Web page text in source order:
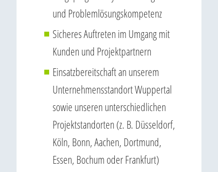
und Problemlösungskompetenz
Sicheres Auftreten im Umgang mit
Kunden und Projektpartnern
Einsatzbereitschaft an unserem
Unternehmensstandort Wuppertal
sowie unseren unterschiedlichen
Projektstandorten (z. B. Düsseldorf,
Köln, Bonn, Aachen, Dortmund,
Essen, Bochum oder Frankfurt)